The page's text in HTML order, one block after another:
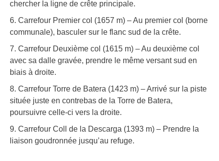
chercher la ligne de crête principale.
6. Carrefour Premier col (1657 m) – Au premier col (borne
communale), basculer sur le flanc sud de la crête.
7. Carrefour Deuxième col (1615 m) – Au deuxième col
avec sa dalle gravée, prendre le même versant sud en
biais à droite.
8. Carrefour Torre de Batera (1423 m) – Arrivé sur la piste
située juste en contrebas de la Torre de Batera,
poursuivre celle-ci vers la droite.
9. Carrefour Coll de la Descarga (1393 m) – Prendre la
liaison goudronnée jusqu’au refuge.